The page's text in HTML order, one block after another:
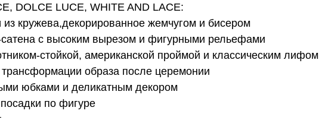
DOLCE LUCE, WHITE AND LACE:
кружева,декорированное жемчугом и бисером
с высоким вырезом и фигурными рельефами
стойкой, американской проймой и классическим лифом
образа после церемонии
юбками и деликатным декором
по фигуре